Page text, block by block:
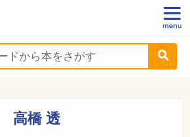
高橋 透